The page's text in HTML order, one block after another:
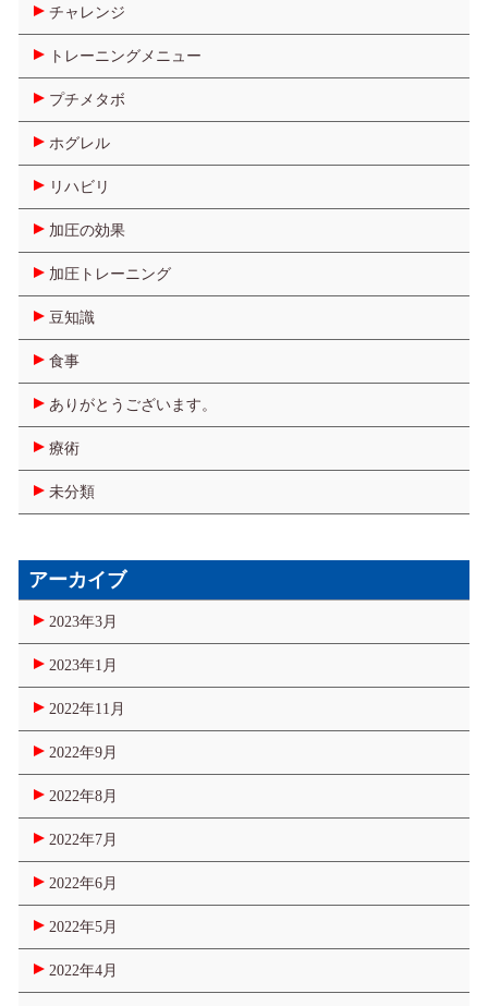
チャレンジ
トレーニングメニュー
プチメタボ
ホグレル
リハビリ
加圧の効果
加圧トレーニング
豆知識
食事
ありがとうございます。
療術
未分類
アーカイブ
2023年3月
2023年1月
2022年11月
2022年9月
2022年8月
2022年7月
2022年6月
2022年5月
2022年4月